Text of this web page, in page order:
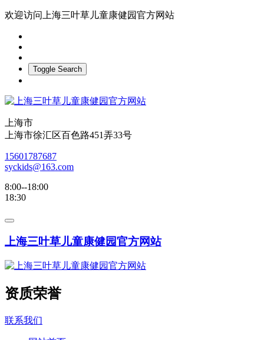
欢迎访问上海三叶草儿童康健园官方网站
Toggle Search
上海市
上海市徐汇区百色路451弄33号
15601787687
syckids@163.com
8:00--18:00
18:30
上海三叶草儿童康健园官方网站
资质荣誉
联系我们